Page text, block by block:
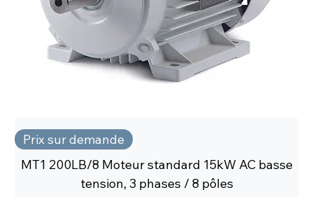
Prix sur demande
MT1 200LB/8 Moteur standard 15kW AC basse
tension, 3 phases / 8 pôles